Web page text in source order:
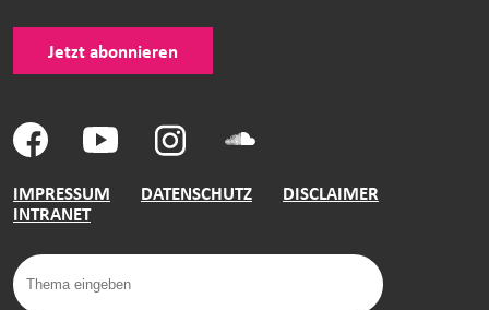
Jetzt abonnieren
IMPRESSUM DATENSCHUTZ
DISCLAIMER
INTRANET